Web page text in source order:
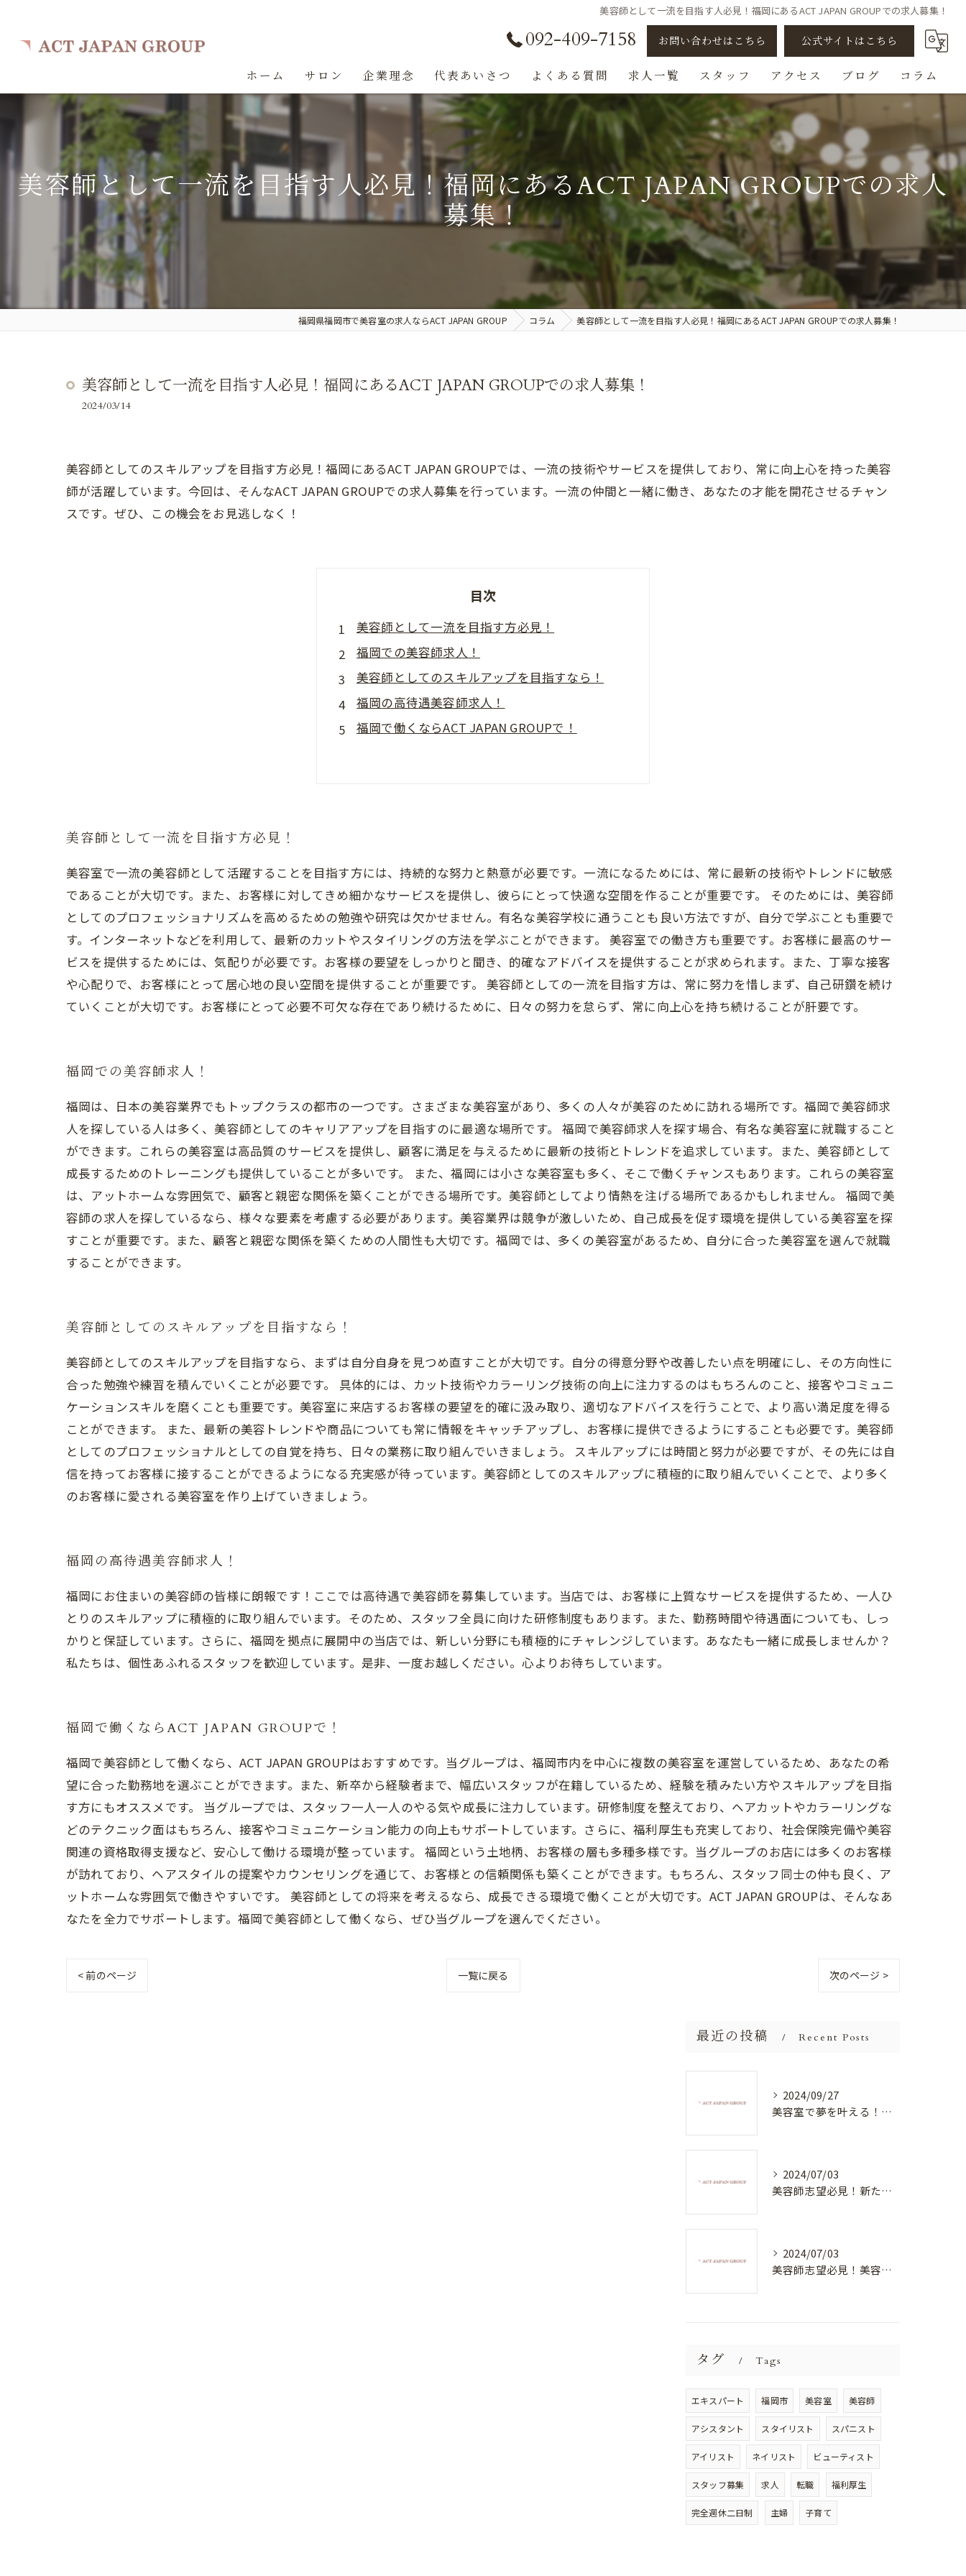
美容師として一流を目指す人必見！福岡にあるACT JAPAN GROUPでの求人募集！
092-409-7158 お問い合わせはこちら 公式サイトはこちら
ホーム サロン 企業理念 代表あいさつ よくある質問 求人一覧 スタッフ
アシスタント
スタイリスト
ビューティスト
スパニスト
チェンジ/転職
アクセス ブログ コラム
美容師として一流を目指す人必見！福岡にあるACT JAPAN GROUPでの求人
募集！
福岡県福岡市で美容室の求人ならACT JAPAN GROUP コラム 美容師として一流を目指す人必見！福岡にあるACT JAPAN GROUPでの求人募集！
美容師として一流を目指す人必見！福岡にあるACT JAPAN GROUPでの求人募集！
2024/03/14
美容師としてのスキルアップを目指す方必見！福岡にあるACT JAPAN GROUPでは、一流の技術やサービスを提供しており、常に向上心を持った美容
師が活躍しています。今回は、そんなACT JAPAN GROUPでの求人募集を行っています。一流の仲間と一緒に働き、あなたの才能を開花させるチャン
スです。ぜひ、この機会をお見逃しなく！
目次
美容師として一流を目指す方必見！
福岡での美容師求人！
美容師としてのスキルアップを目指すなら！
福岡の高待遇美容師求人！
福岡で働くならACT JAPAN GROUPで！
美容師として一流を目指す方必見！
美容室で一流の美容師として活躍することを目指す方には、持続的な努力と熱意が必要です。一流になるためには、常に最新の技術やトレンドに敏感
であることが大切です。また、お客様に対してきめ細かなサービスを提供し、彼らにとって快適な空間を作ることが重要です。 そのためには、美容師
としてのプロフェッショナリズムを高めるための勉強や研究は欠かせません。有名な美容学校に通うことも良い方法ですが、自分で学ぶことも重要で
す。インターネットなどを利用して、最新のカットやスタイリングの方法を学ぶことができます。 美容室での働き方も重要です。お客様に最高のサー
ビスを提供するためには、気配りが必要です。お客様の要望をしっかりと聞き、的確なアドバイスを提供することが求められます。また、丁寧な接客
や心配りで、お客様にとって居心地の良い空間を提供することが重要です。 美容師としての一流を目指す方は、常に努力を惜しまず、自己研鑽を続け
ていくことが大切です。お客様にとって必要不可欠な存在であり続けるために、日々の努力を怠らず、常に向上心を持ち続けることが肝要です。
福岡での美容師求人！
福岡は、日本の美容業界でもトップクラスの都市の一つです。さまざまな美容室があり、多くの人々が美容のために訪れる場所です。福岡で美容師求
人を探している人は多く、美容師としてのキャリアアップを目指すのに最適な場所です。 福岡で美容師求人を探す場合、有名な美容室に就職すること
ができます。これらの美容室は高品質のサービスを提供し、顧客に満足を与えるために最新の技術とトレンドを追求しています。また、美容師として
成長するためのトレーニングも提供していることが多いです。 また、福岡には小さな美容室も多く、そこで働くチャンスもあります。これらの美容室
は、アットホームな雰囲気で、顧客と親密な関係を築くことができる場所です。美容師としてより情熱を注げる場所であるかもしれません。 福岡で美
容師の求人を探しているなら、様々な要素を考慮する必要があります。美容業界は競争が激しいため、自己成長を促す環境を提供している美容室を探
すことが重要です。また、顧客と親密な関係を築くための人間性も大切です。福岡では、多くの美容室があるため、自分に合った美容室を選んで就職
することができます。
美容師としてのスキルアップを目指すなら！
美容師としてのスキルアップを目指すなら、まずは自分自身を見つめ直すことが大切です。自分の得意分野や改善したい点を明確にし、その方向性に
合った勉強や練習を積んでいくことが必要です。 具体的には、カット技術やカラーリング技術の向上に注力するのはもちろんのこと、接客やコミュニ
ケーションスキルを磨くことも重要です。美容室に来店するお客様の要望を的確に汲み取り、適切なアドバイスを行うことで、より高い満足度を得る
ことができます。 また、最新の美容トレンドや商品についても常に情報をキャッチアップし、お客様に提供できるようにすることも必要です。美容師
としてのプロフェッショナルとしての自覚を持ち、日々の業務に取り組んでいきましょう。 スキルアップには時間と努力が必要ですが、その先には自
信を持ってお客様に接することができるようになる充実感が待っています。美容師としてのスキルアップに積極的に取り組んでいくことで、より多く
のお客様に愛される美容室を作り上げていきましょう。
福岡の高待遇美容師求人！
福岡にお住まいの美容師の皆様に朗報です！ここでは高待遇で美容師を募集しています。当店では、お客様に上質なサービスを提供するため、一人ひ
とりのスキルアップに積極的に取り組んでいます。そのため、スタッフ全員に向けた研修制度もあります。また、勤務時間や待遇面についても、しっ
かりと保証しています。さらに、福岡を拠点に展開中の当店では、新しい分野にも積極的にチャレンジしています。あなたも一緒に成長しませんか？
私たちは、個性あふれるスタッフを歓迎しています。是非、一度お越しください。心よりお待ちしています。
福岡で働くならACT JAPAN GROUPで！
福岡で美容師として働くなら、ACT JAPAN GROUPはおすすめです。当グループは、福岡市内を中心に複数の美容室を運営しているため、あなたの希
望に合った勤務地を選ぶことができます。また、新卒から経験者まで、幅広いスタッフが在籍しているため、経験を積みたい方やスキルアップを目指
す方にもオススメです。 当グループでは、スタッフ一人一人のやる気や成長に注力しています。研修制度を整えており、ヘアカットやカラーリングな
どのテクニック面はもちろん、接客やコミュニケーション能力の向上もサポートしています。さらに、福利厚生も充実しており、社会保険完備や美容
関連の資格取得支援など、安心して働ける環境が整っています。 福岡という土地柄、お客様の層も多種多様です。当グループのお店には多くのお客様
が訪れており、ヘアスタイルの提案やカウンセリングを通じて、お客様との信頼関係も築くことができます。もちろん、スタッフ同士の仲も良く、ア
ットホームな雰囲気で働きやすいです。 美容師としての将来を考えるなら、成長できる環境で働くことが大切です。ACT JAPAN GROUPは、そんなあ
なたを全力でサポートします。福岡で美容師として働くなら、ぜひ当グループを選んでください。
< 前のページ 一覧に戻る 次のページ >
最近の投稿 Recent Posts
2024/09/27
美容室で夢を叶える！自分を磨く新たなチャンス
2024/07/03
美容師志望必見！新たな価値を創造する美容室でハイレベルな技術を学べる環境
2024/07/03
美容師志望必見！美容室NEWSTANDARDで最高のスキルアップを目指そう！
タグ Tags
エキスパート 福岡市 美容室 美容師
アシスタント スタイリスト スパニスト
アイリスト ネイリスト ビューティスト
スタッフ募集 求人 転職 福利厚生
完全週休二日制 主婦 子育て